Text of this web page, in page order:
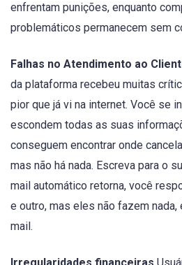
enfrentam punições, enquanto
problemáticos permanecem sem
Falhas no Atendimento ao
da plataforma recebeu muitas
pior que já vi na internet. Você se
escondem todas as suas
conseguem encontrar onde
mas não há nada. Escreva para o
mail automático retorna, você
e outro, mas eles não fazem
mail.